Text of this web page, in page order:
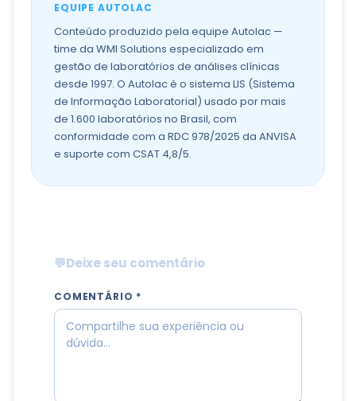
EQUIPE AUTOLAC
Conteúdo produzido pela equipe Autolac —
time da WMI Solutions especializado em
gestão de laboratórios de análises clínicas
desde 1997. O Autolac é o sistema LIS (Sistema
de Informação Laboratorial) usado por mais
de 1.600 laboratórios no Brasil, com
conformidade com a RDC 978/2025 da ANVISA
e suporte com CSAT 4,8/5.
💬Deixe seu comentário
COMENTÁRIO *